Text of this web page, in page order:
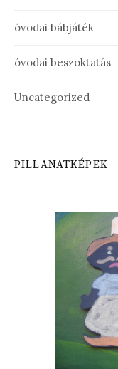
óvodai bábjáték
óvodai beszoktatás
Uncategorized
PILLANATKÉPEK